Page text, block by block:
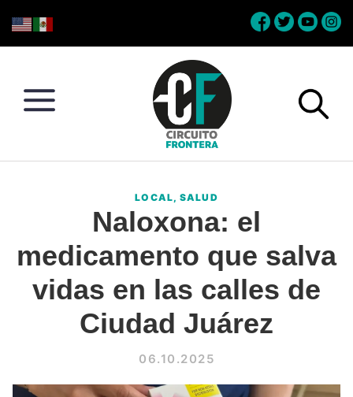
to
to
to
to
Conéctate
la
frontera
LOCAL, SALUD
Naloxona: el
medicamento que salva
vidas en las calles de
Ciudad Juárez
06.10.2025